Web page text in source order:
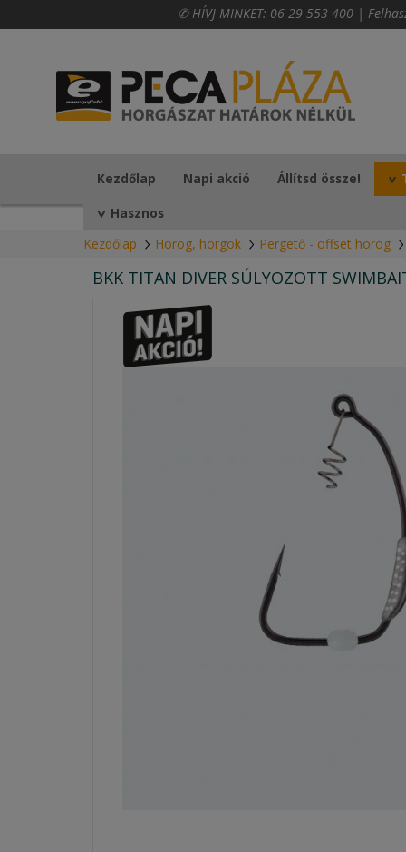
✆ HÍVJ MINKET: 06-29-553-400 |
Kezdőlap Napi akció Állítsd össze!
Hasznos
Kezdőlap Horog, horgok Pergető - offset horog
BKK TITAN DIVER SÚLYOZOTT